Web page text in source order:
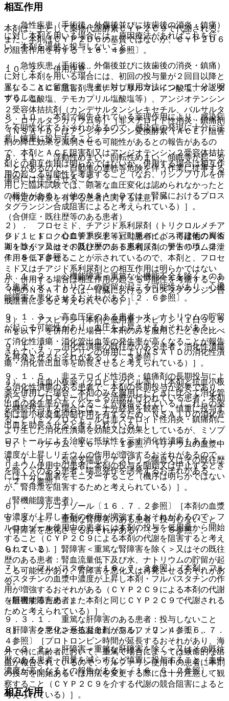
相互作用
本剤は、主として薬物代謝酵素ＣＹＰ２Ｃ９で代謝される。
また、本剤はＣＹＰ２Ｄ６の基質ではないが、ＣＹＰ２Ｄ６
の阻害作用を有する〔１６．４参照〕。
１０．２． 併用注意：
１）． ＡＣＥ阻害剤（エナラプリルマレイン酸塩、イミダ
プリル塩酸塩、テモカプリル塩酸塩等）、アンジオテンシン
２受容体拮抗剤（カンデサルタンシレキセチル、バルサルタ
ン、ロサルタンカリウム等）［非ステロイド性消炎・鎮痛剤
（ＮＳＡＩＤ）はアンジオテンシン変換酵素（ＡＣＥ）阻害
剤の降圧効果を減弱させる可能性があるとの報告があるの
で、本剤とＡＣＥ阻害剤又はアンジオテンシン２受容体拮抗
剤との相互作用は明らかではないが、併用する場合は相互作
用の起こる可能性を考慮すること（なお、リシノプリルを併
用した臨床試験では、顕著な血圧変化は認められなかったと
の報告がある）（他のＮＳＡＩＤでは、腎臓におけるプロス
タグランジン合成阻害によると考えられている）］。
２）． フロセミド、チアジド系利尿剤（トリクロルメチア
ジド、ヒドロクロロチアジド等）［患者によっては他のＮＳ
ＡＩＤがフロセミド及びチアジド系利尿剤のナトリウム排泄
作用を低下させることが示されているので、本剤と、フロセ
ミド又はチアジド系利尿剤との相互作用は明らかではない
が、併用する場合は相互作用の起こる可能性を考慮すること
（他のＮＳＡＩＤでは、腎臓におけるプロスタグランジン合
成阻害によると考えられている）］。
３）． アスピリン［本剤と低用量アスピリン（１日３２５
ｍｇ以下）を併用した場合、本剤のみを服用したときに比べ
て消化性潰瘍・消化管出血等の発生率が高くなることが報告
されている（アスピリンの併用によりＮＳＡＩＤの消化性潰
瘍・消化管出血等を助長させると考えられている）］。
４）． 抗血小板薬（クロピドグレル等）［本剤と抗血小板
薬を併用した場合、本剤のみを服用したときに比べて消化管
出血の発生率が高くなることが報告されている（これらの薬
剤は血小板凝集抑制作用を有するため、ＮＳＡＩＤの消化管
出血を助長させると考えられている）］。
５）． リチウム〔１６．７．１参照〕［リチウムの血漿中
濃度が上昇しリチウムの作用が増強するおそれがあるので、
リチウム使用中の患者に本剤の投与を開始又は中止するとき
には十分に患者をモニターすること（機序は明らかではない
が、腎排泄を阻害するためと考えられている）］。
６）． フルコナゾール〔１６．７．２参照〕［本剤の血漿
中濃度が上昇し本剤の作用が増強するおそれがあるので、フ
ルコナゾール使用中の患者には本剤の投与を低用量から開始
すること（ＣＹＰ２Ｃ９による本剤の代謝を阻害すると考え
られている）］。
７）． フルバスタチン〔１６．７．３参照〕［本剤・フル
バスタチンの血漿中濃度が上昇し本剤・フルバスタチンの作
用が増強するおそれがある（ＣＹＰ２Ｃ９による本剤の代謝
を阻害するため、また本剤と同じＣＹＰ２Ｃ９で代謝される
ためと考えられている）］。
８）． クマリン系抗凝血剤（ワルファリン）〔１６．７．
４参照〕［プロトロンビン時間が延長するおそれがあり、海
外で特に高齢者において、重篤で場合によっては致命的な出
血が報告されているので、ワルファリン使用中の患者に本剤
の投与を開始あるいは用法を変更する際には十分注意して観
察すること（ＣＹＰ２Ｃ９を介する代謝の競合阻害によると
考えられている）］。
こと。
・ 急性疾患（手術後・外傷後並びに抜歯後の消炎・鎮痛）
に対し本剤を用いる場合には、原因療法があればこれを行
い、本剤を漫然と投与しないこと。
・ 急性疾患（手術後、外傷後並びに抜歯後の消炎・鎮痛）
に対し本剤を用いる場合には、初回の投与量が２回目以降と
異なることに留意し、患者に対し服用方法について十分説明
すること。
８．１０． 本剤で報告されている薬理作用により、感染症
を不顕性化するおそれがあるので、感染症の発現に十分に注
意し慎重に投与すること。
８．１１． 浮動性めまい、回転性めまい、傾眠等が起こる
ことがあるので、自動車の運転等危険を伴う作業に従事する
場合には注意させること。
（特定の背景を有する患者に関する注意）
（合併症・既往歴等のある患者）
９．１．１． 心血管系疾患＜冠動脈バイパス再建術の周術
期を除く＞又はその既往歴のある患者〔１．警告の項、２．
７、８．２参照〕。
９．１．２． 心機能障害＜重篤な心機能不全を除く＞のあ
る患者：水、ナトリウムの貯留が起こる可能性があり、心機
能障害を悪化させるおそれがある〔２．６参照〕。
９．１．３． 高血圧症のある患者：水、ナトリウムの貯留
が起こる可能性があり、血圧を上昇させるおそれがある。
９．１．４． 消化性潰瘍の既往歴のある患者：消化性潰瘍
を再発させるおそれがある〔２．３参照〕。
９．１．５． 非ステロイド性消炎・鎮痛剤の長期投与によ
る消化性潰瘍のある患者で、本剤の長期投与が必要であり、
かつミソプロストールによる治療が行われている患者：本剤
を継続投与する場合には、十分経過を観察し、慎重に投与す
ること（ミソプロストールは非ステロイド性消炎・鎮痛剤に
より生じた消化性潰瘍を効能又は効果としているが、ミソプ
ロストールによる治療に抵抗性を示す消化性潰瘍もある）。
９．１．６． 気管支喘息＜アスピリン喘息又はその既往歴
を除く＞のある患者：喘息発作を誘発するおそれがある
〔２．２参照〕。
（腎機能障害患者）
９．２．１． 重篤な腎障害のある患者：投与しないこと
（腎障害を悪化させるおそれがある）〔２．５参照〕。
９．２．２． 腎障害＜重篤な腎障害を除く＞又はその既往
歴のある患者：腎血流量低下及び水、ナトリウムの貯留が起
こる可能性があり、腎障害を悪化又は再発させるおそれがあ
る。
（肝機能障害患者）
９．３．１． 重篤な肝障害のある患者：投与しないこと
（肝障害を悪化させるおそれがある）〔２．４参照〕。
９．３．２． 肝障害＜重篤な肝障害を除く＞又はその既往
歴のある患者：用量を減らすなど慎重に投与すること（血中
濃度が高くなるとの報告がある）〔１６．６．２参照〕。
相互作用